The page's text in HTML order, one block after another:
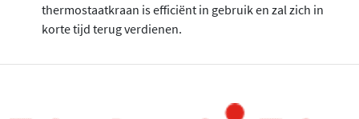
thermostaatkraan is efficiënt in gebruik en zal zich in
korte tijd terug verdienen.